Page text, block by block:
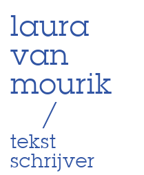
Skip
to
content
laura
van
mourik
/
tekst
schrijver